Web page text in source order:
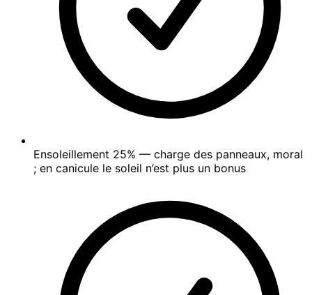
Ensoleillement 25% — charge des panneaux, moral
; en canicule le soleil n’est plus un bonus